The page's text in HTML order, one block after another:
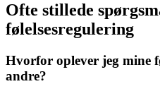
Ofte stillede
følelsesregulering
Hvorfor oplever jeg mine
andre?